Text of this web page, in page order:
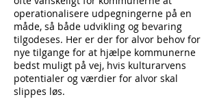
operationalisere udpegningerne på en
måde, så både udvikling og bevaring
tilgodeses. Her er der for alvor behov for
nye tilgange for at hjælpe kommunerne
bedst muligt på vej, hvis kulturarvens
potentialer og værdier for alvor skal
slippes løs.